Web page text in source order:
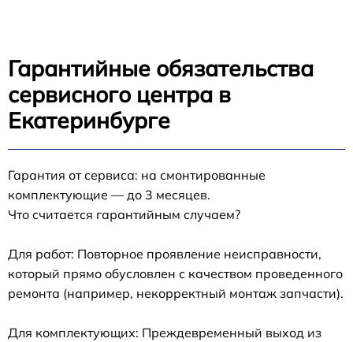
Гарантийные обязательства
сервисного центра в
Екатеринбурге
Гарантия от сервиса: на смонтированные
комплектующие — до 3 месяцев.
Что считается гарантийным случаем?
Для работ: Повторное проявление неисправности,
который прямо обусловлен с качеством проведенного
ремонта (например, некорректный монтаж запчасти).
Для комплектующих: Преждевременный выход из